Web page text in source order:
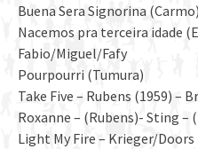
Buena Sera Signorina
Nacemos pra terceira idade
Fabio/Miguel/Fafy
Pourpourri (Tumura)
Take Five – Rubens (1959) –
Roxanne – (Rubens)- Sting –
Light My Fire – Krieger/Doors